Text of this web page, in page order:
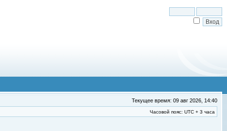
Текущее время: 09 авг 2026, 14:40
Часовой пояс: UTC + 3 часа